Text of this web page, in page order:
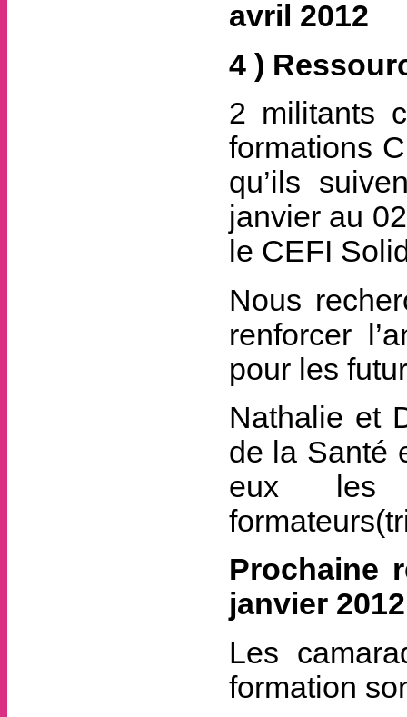
avril 2012
4 )
2 militants
formations
qu’ils
janvier au
le CEFI
Nous
renforcer
pour les
Nathalie et
de la Santé
eux les
Prochaine
janvier
Les
formation